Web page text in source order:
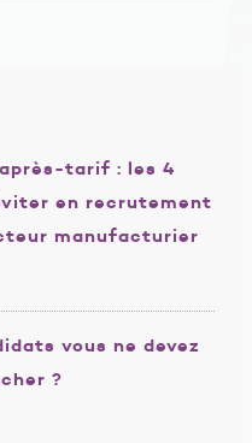
tarif : les 4
en recrutement
manufacturier
vous ne devez
?